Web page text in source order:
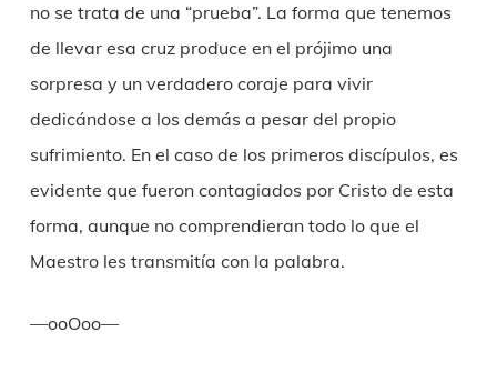
no se trata de una “prueba”. La forma que tenemos
de llevar esa cruz produce en el prójimo una
sorpresa y un verdadero coraje para vivir
dedicándose a los demás a pesar del propio
sufrimiento. En el caso de los primeros discípulos, es
evidente que fueron contagiados por Cristo de esta
forma, aunque no comprendieran todo lo que el
Maestro les transmitía con la palabra.
—ooOoo—